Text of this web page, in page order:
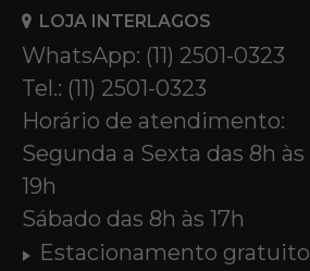
LOJA INTERLAGOS
WhatsApp: (11) 2501-0323
Tel.: (11) 2501-0323
Horário de atendimento:
Segunda a Sexta das 8h às
19h
Sábado das 8h às 17h
Estacionamento gratuito